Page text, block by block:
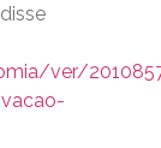
ver/